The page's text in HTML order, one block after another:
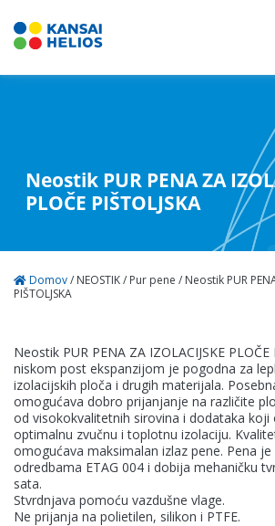
Neostik PUR PENA ZA
PLOČE PIŠTOLJSKA
Domov/ NEOSTIK/ Pur pene / Neostik PUR
PIŠTOLJSKA
Neostik PUR PENA ZA IZOLACIJSKE PLOČE
niskom post ekspanzijom je pogodna za
izolacijskih ploča i drugih materijala.
omogućava dobro prijanjanje na različite
od visokokvalitetnih sirovina i dodataka koji
optimalnu zvučnu i toplotnu izolaciju.
omogućava maksimalan izlaz pene. Pena je
odredbama ETAG 004 i dobija mehaničku
sata.
Stvrdnjava pomoću vazdušne vlage.
Ne prijanja na polietilen, silikon i PTFE.
O nama
NEOSTIK